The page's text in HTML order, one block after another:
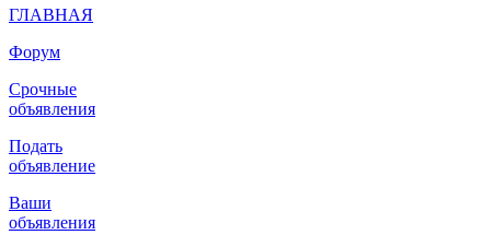
ГЛАВНАЯ
Форум
Срочные
объявления
Подать
объявление
Ваши
объявления